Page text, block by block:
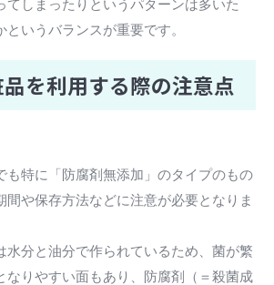
てしまったりというパターンは多いた
いうバランスが重要です。
を利用する際の注意点
も特に「防腐剤無添加」のタイプのもの
間や保存方法などに注意が必要となりま
水分と油分で作られているため、菌が繁
なりやすい面もあり、防腐剤（＝殺菌成